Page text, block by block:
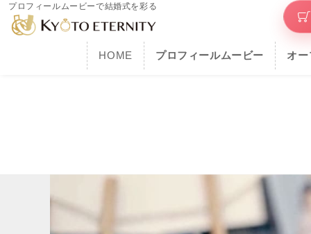
プロフィールムービーで結婚式を彩る
HOME プロフィールムービー オ